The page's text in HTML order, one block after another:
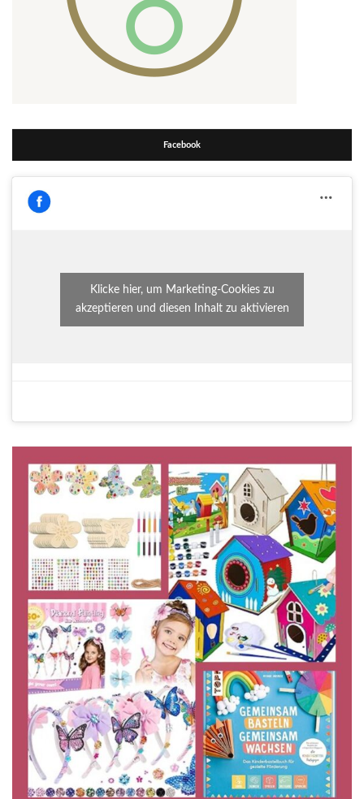
Facebook
Klicke hier, um Marketing-Cookies zu
akzeptieren und diesen Inhalt zu aktivieren